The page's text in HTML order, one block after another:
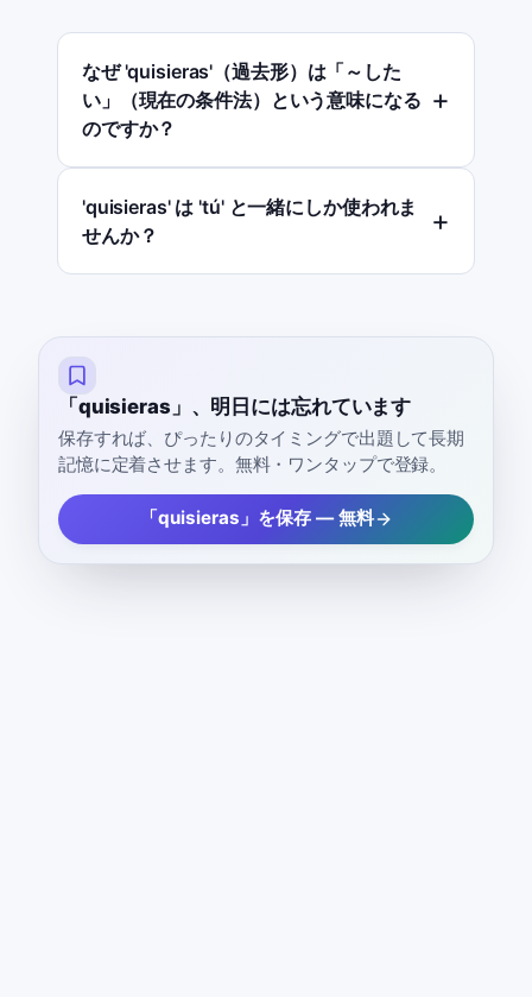
なぜ 'quisieras'（過去形）は「～した
い」（現在の条件法）という意味になる
のですか？
'quisieras' は 'tú' と一緒にしか使われま
せんか？
「quisieras」、明日には忘れています
保存すれば、ぴったりのタイミングで出題して長期
記憶に定着させます。無料・ワンタップで登録。
「quisieras」を保存 — 無料